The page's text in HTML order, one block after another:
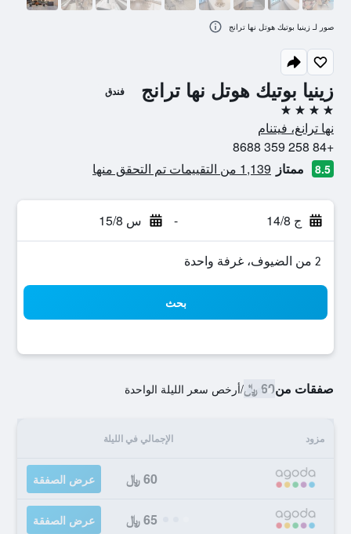
زينيا بوتيك هوتل نها ترانج فندق
4 نجوم
نها ترانغ، فيتنام
+84 258 359 8688
8.5 ممتاز 1,139 من التقييمات تم التحقق منها
ج 14/8 - س 15/8
2 من الضيوف، غرفة واحدة
بحث
صفقات من60 ﷼ /أرخص سعر الليلة الواحدة
مزود الإجمالي في الليلة
60 ﷼ عرض الصفقة
65 ﷼ عرض الصفقة
صور لـ زينيا بوتيك هوتل نها ترانج